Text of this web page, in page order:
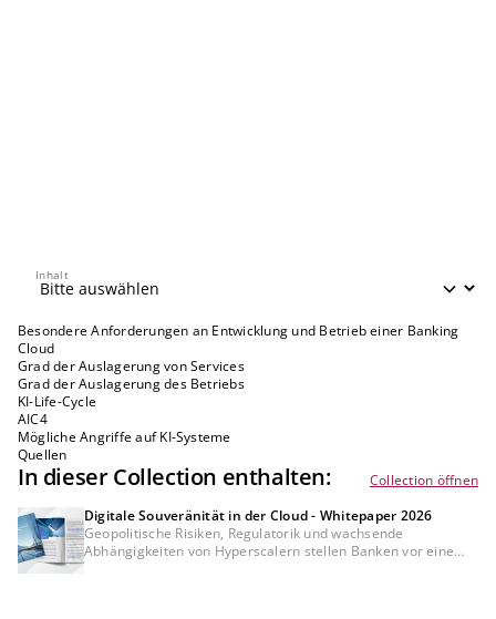
Inhalt
Inhalt
Besondere Anforderungen an Entwicklung und Betrieb einer Banking
Cloud
Grad der Auslagerung von Services
Grad der Auslagerung des Betriebs
KI-Life-Cycle
AIC4
Mögliche Angriffe auf KI-Systeme
Quellen
In dieser Collection enthalten:
Collection öffnen
Digitale Souveränität in der Cloud - Whitepaper 2026
Geopolitische Risiken, Regulatorik und wachsende
Abhängigkeiten von Hyperscalern stellen Banken vor eine